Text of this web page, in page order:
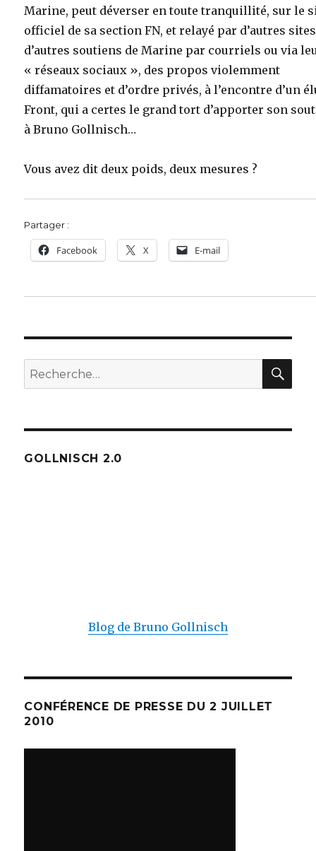
Marine, peut déverser en toute tranquillité, sur le
officiel de sa section FN, et relayé par d’autres
d’autres soutiens de Marine par courriels ou via
« réseaux sociaux », des propos violemment
diffamatoires et d’ordre privés, à l’encontre d’un
Front, qui a certes le grand tort d’apporter son
à Bruno Gollnisch…
Vous avez dit deux poids, deux mesures ?
Partager :
Facebook X E-mail
Recherche
pour :
GOLLNISCH 2.0
Blog de Bruno Gollnisch
CONFÉRENCE DE PRESSE DU 2 JUILLET
2010